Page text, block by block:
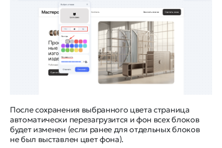
После сохранения выбранного цвета страница
автоматически перезагрузится и фон всех блоков
будет изменен (если ранее для отдельных блоков
не был выставлен цвет фона).